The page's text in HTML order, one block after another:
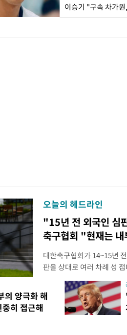
이승기 "구속 차가
오늘의 헤드라인
"15년 전 외국인 심
축구협회 "현재는
대한축구협회가 14~15년
판을 상대로 여러 차례 성
구계에 따르면 국회의 한
년 국제심판 10여 명에게
축구협회는 외국인 심판과
수십만원에서 많게는 100
의 양극화 해
히 접근해